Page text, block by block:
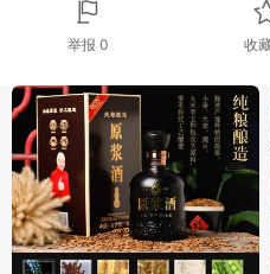
举报 0 收